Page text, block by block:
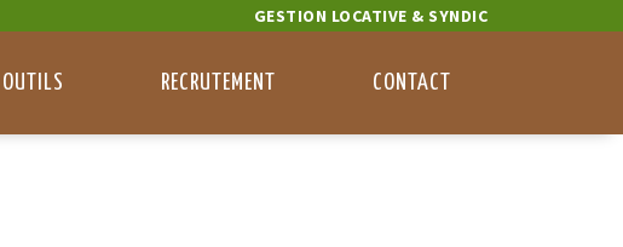
GESTION LOCATIVE & SYNDIC
OUTILS RECRUTEMENT CONTACT